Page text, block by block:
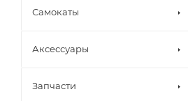
Самокаты
Аксессуары
Запчасти